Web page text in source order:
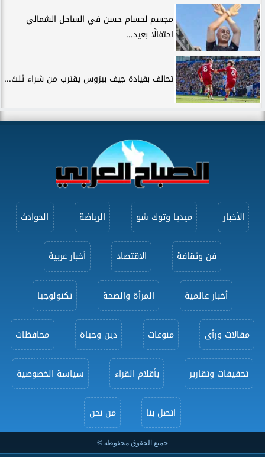
مجسم لحسام حسن في الساحل الشمالي
احتفالًا بعيد...
تحالف بقيادة جيف بيزوس يقترب من شراء ثلث...
الأخبار ميديا وتوك شو الرياضة الحوادث
فن وثقافة الاقتصاد أخبار عربية
أخبار عالمية المرأة والصحة تكنولوجيا
مقالات ورأى منوعات دين وحياة محافظات
تحقيقات وتقارير بأقلام القراء سياسة الخصوصية
اتصل بنا من نحن
جميع الحقوق محفوظة ©